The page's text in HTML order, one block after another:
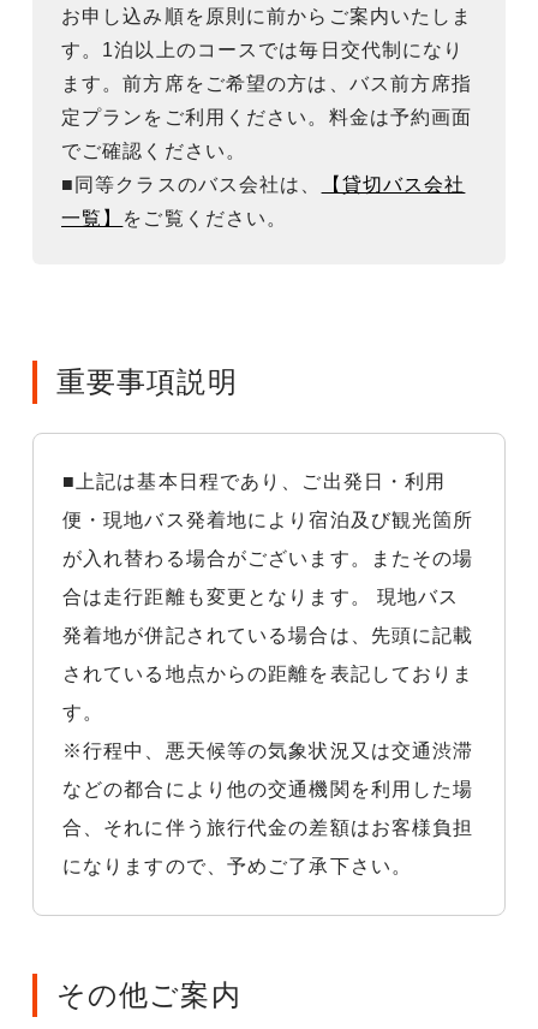
お申し込み順を原則に前からご案内いたしま
す。1泊以上のコースでは毎日交代制になり
ます。前方席をご希望の方は、バス前方席指
定プランをご利用ください。料金は予約画面
でご確認ください。
■同等クラスのバス会社は、
【貸切バス会社
一覧】 をご覧ください。
重要事項説明
■上記は基本日程であり、ご出発日・利用
便・現地バス発着地により宿泊及び観光箇所
が入れ替わる場合がございます。またその場
合は走行距離も変更となります。 現地バス
発着地が併記されている場合は、先頭に記載
されている地点からの距離を表記しておりま
す。
※行程中、悪天候等の気象状況又は交通渋滞
などの都合により他の交通機関を利用した場
合、それに伴う旅行代金の差額はお客様負担
になりますので、予めご了承下さい。
その他ご案内